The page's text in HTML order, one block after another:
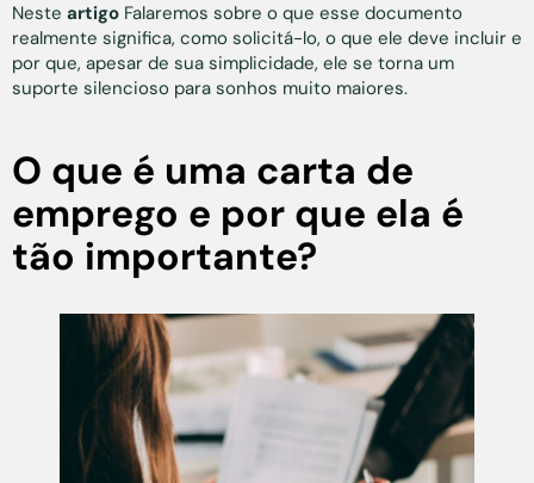
Neste artigo Falaremos sobre o que esse documento
realmente significa, como solicitá-lo, o que ele deve incluir e
por que, apesar de sua simplicidade, ele se torna um
suporte silencioso para sonhos muito maiores.
O que é uma carta de
emprego e por que ela é
tão importante?